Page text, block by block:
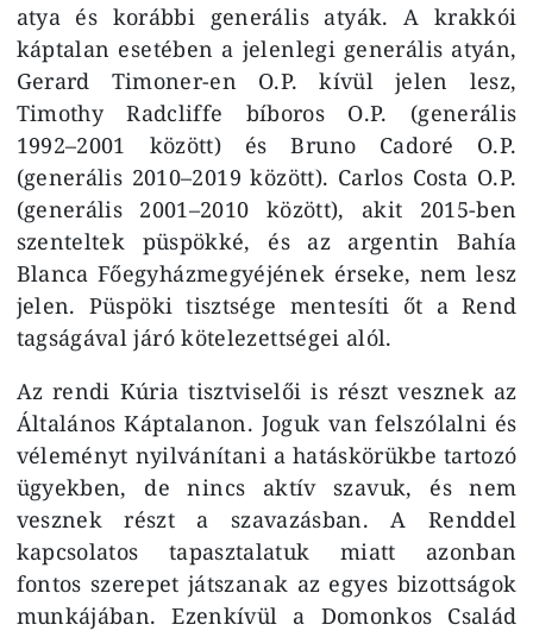
atya és korábbi generális atyák. A krakkói
káptalan esetében a jelenlegi generális atyán,
Gerard Timoner-en O.P. kívül jelen lesz,
Timothy Radcliffe bíboros O.P. (generális
1992–2001 között) és Bruno Cadoré O.P.
(generális 2010–2019 között). Carlos Costa O.P.
(generális 2001–2010 között), akit 2015-ben
szenteltek püspökké, és az argentin Bahía
Blanca Főegyházmegyéjének érseke, nem lesz
jelen. Püspöki tisztsége mentesíti őt a Rend
tagságával járó kötelezettségei alól.
Az rendi Kúria tisztviselői is részt vesznek az
Általános Káptalanon. Joguk van felszólalni és
véleményt nyilvánítani a hatáskörükbe tartozó
ügyekben, de nincs aktív szavuk, és nem
vesznek részt a szavazásban. A Renddel
kapcsolatos tapasztalatuk miatt azonban
fontos szerepet játszanak az egyes bizottságok
munkájában. Ezenkívül a Domonkos Család